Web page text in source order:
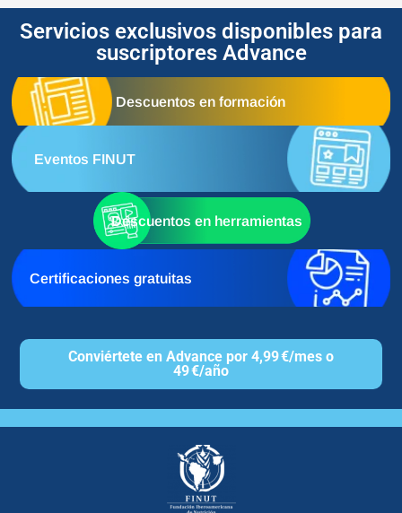
Servicios exclusivos disponibles para
suscriptores Advance
Descuentos en formación
Eventos FINUT
Descuentos en herramientas
Certificaciones gratuitas
Conviértete en Advance por 4,99 €/mes o
49 €/año